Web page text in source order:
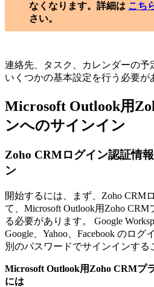
なくなります。詳細は こち
さい。
連絡先、タスク、カレンダーの予
いくつかの基本設定を行う必要が
Microsoft Outlook用
ンへのサインイン
Zoho CRMログイン認証情
ン
開始するには、まず、Zoho CRM
て、Microsoft Outlook用Zoho
る必要があります。 Google
Google、Yahoo、Facebook のログ
別のパスワードでサインインする
Microsoft Outlook用Zoho CRMプ
には